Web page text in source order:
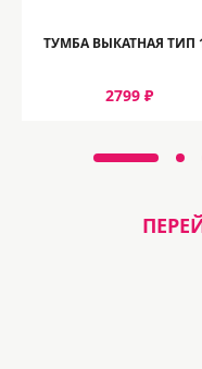
ТУМБА ВЫКАТНАЯ ТИП
2799 ₽